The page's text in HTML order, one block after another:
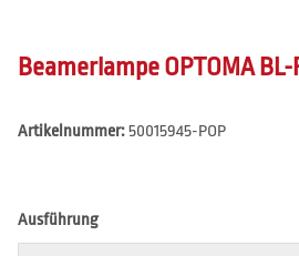
Beamerlampe OPTOMA BL-
Artikelnummer:50015945-POP
Ausführung